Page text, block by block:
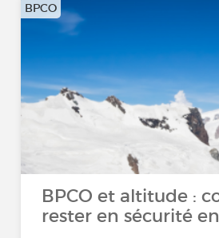
BPCO
BPCO et altitude :
rester en sécurité